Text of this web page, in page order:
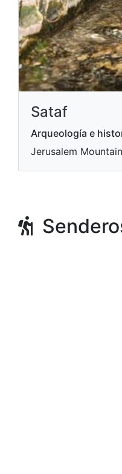
Sataf
Arqueología e
Jerusalem